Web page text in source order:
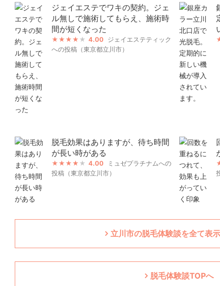
ジェイエステでワキの契約。ジェ
ル無しで施術してもらえ、施術時
間が短くなった
4.00 ジェイエステティック
への投稿（東京都立川市）
脱毛効果はありますが、待ち時間
が長い時がある
4.00
ミュゼプラチナムへの
投稿（東京都立川市）
立川市の脱毛体験談を全て表
脱毛体験談TOPへ